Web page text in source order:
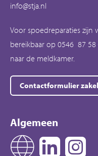
info@stja.nl
Voor spoedreparaties
bereikbaar op 0546 87
naar de meldkamer.
Contactformulier
Algemeen